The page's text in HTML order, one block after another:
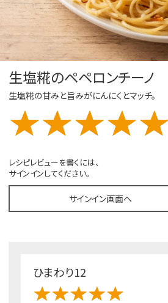
生塩糀のペペロンチーノ
生塩糀の甘みと旨みがにんにくとマッチ。
レシピレビューを書くには、
サインインしてください。
サインイン画面へ
ひまわり12